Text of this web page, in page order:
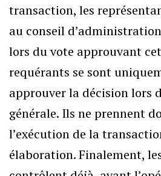
transaction, les
au conseil
lors du vote approuvant
requérants se sont
approuver la décision lors
générale. Ils ne prennent
l’exécution de la
élaboration. Finalement,